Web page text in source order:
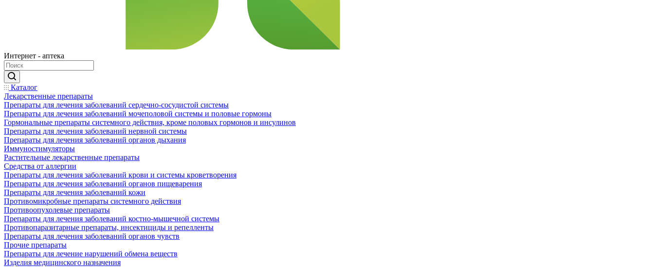
Интернет - аптека
Каталог
Лекарственные препараты
Препараты для лечения заболеваний сердечно-сосудистой системы
Препараты для лечения заболеваний мочеполовой системы и половые гормоны
Гормональные препараты системного действия, кроме половых гормонов и инсулинов
Препараты для лечения заболеваний нервной системы
Препараты для лечения заболеваний органов дыхания
Иммуностимуляторы
Растительные лекарственные препараты
Средства от аллергии
Препараты для лечения заболеваний крови и системы кроветворения
Препараты для лечения заболеваний органов пищеварения
Препараты для лечения заболеваний кожи
Противомикробные препараты системного действия
Противоопухолевые препараты
Препараты для лечения заболеваний костно-мышечной системы
Противопаразитарные препараты, инсектициды и репелленты
Препараты для лечения заболеваний органов чувств
Прочие препараты
Препараты для лечение нарушений обмена веществ
Изделия медицинского назначения